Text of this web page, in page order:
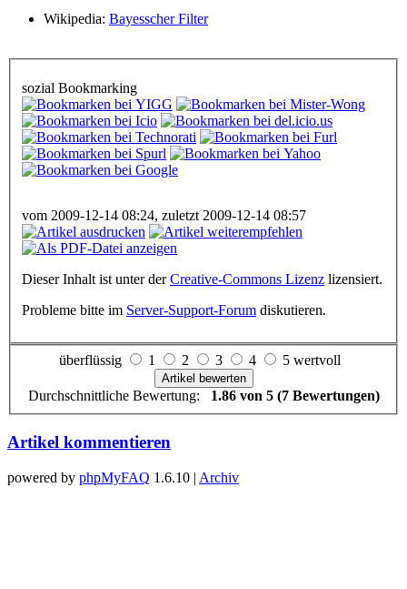
Wikipedia: Bayesscher Filter
sozial Bookmarking
vom 2009-12-14 08:24, zuletzt 2009-12-14 08:57
Dieser Inhalt ist unter derCreative-Commons Lizenz lizensiert.
Probleme bitte im Server-Support-Forum diskutieren.
überflüssig 1 2 3 4 5 wertvoll
Durchschnittliche Bewertung: 1.86 von 5 (7 Bewertungen)
Artikel kommentieren
powered by phpMyFAQ 1.6.10 | Archiv